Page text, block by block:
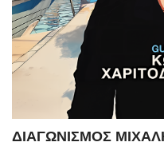
ΔΙΑΓΩΝΙΣΜΟΣ